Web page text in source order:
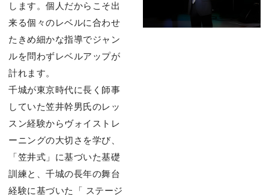
します。個人だからこそ出
来る個々のレベルに合わせ
たきめ細かな指導でジャン
ルを問わずレベルアップが
計れます。
千城が東京時代に長く師事
していた笠井幹男氏のレッ
スン経験からヴォイストレ
ーニングの大切さを学び、
「笠井式」に基づいた基礎
訓練と、千城の長年の舞台
経験に基づいた「 ステージ